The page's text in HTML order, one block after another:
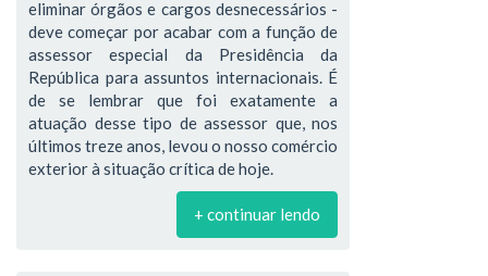
eliminar órgãos e cargos desnecessários -
deve começar por acabar com a função de
assessor especial da Presidência da
República para assuntos internacionais. É
de se lembrar que foi exatamente a
atuação desse tipo de assessor que, nos
últimos treze anos, levou o nosso comércio
exterior à situação crítica de hoje.
+ continuar lendo